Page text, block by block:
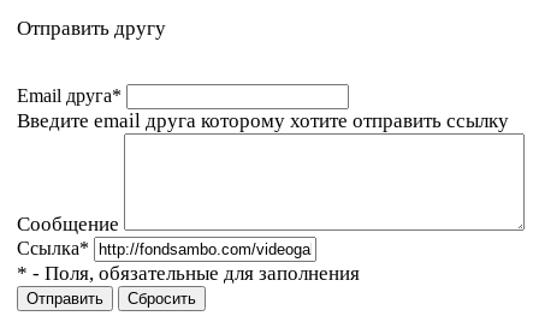
Отправить другу
Email друга*
Введите email друга которому хотите отправить ссылку
Сообщение
Ссылка*
* - Поля, обязательные для заполнения